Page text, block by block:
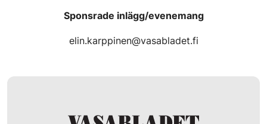
Sponsrade inlägg/evenemang
elin.karppinen@vasabladet.fi